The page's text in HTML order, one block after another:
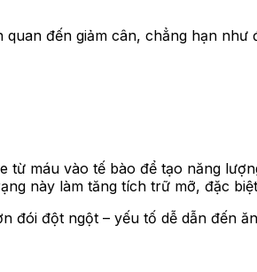
đến giảm cân, chẳng hạn như
máu vào tế bào để tạo năng
này làm tăng tích trữ mỡ, đặc
đói đột ngột – yếu tố dễ dẫn đến